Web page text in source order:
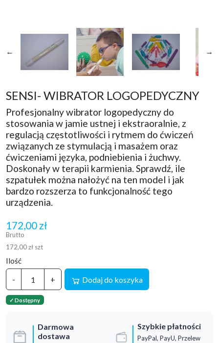
← →
SENSI- WIBRATOR LOGOPEDYCZNY
Profesjonalny wibrator logopedyczny do
stosowania w jamie ustnej i ekstraoralnie, z
regulacją częstotliwości i rytmem do ćwiczeń
związanych ze stymulacją i masażem oraz
ćwiczeniami języka, podniebienia i żuchwy.
Doskonały w terapii karmienia. Sprawdź, ile
szpatułek można nałożyć na ten model i jak
bardzo rozszerza to funkcjonalność tego
urządzenia.
172,00 zł
Brutto
172,00 zł szt
Ilość
- + Dodaj do koszyka
✓ Dostępny
Darmowa
dostawa
Szybkie płatności
PayPal, PayU, Przelew